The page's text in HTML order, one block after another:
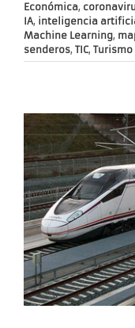
Económica,
IA, inteligencia
Machine Learning,
senderos, TIC, Turismo